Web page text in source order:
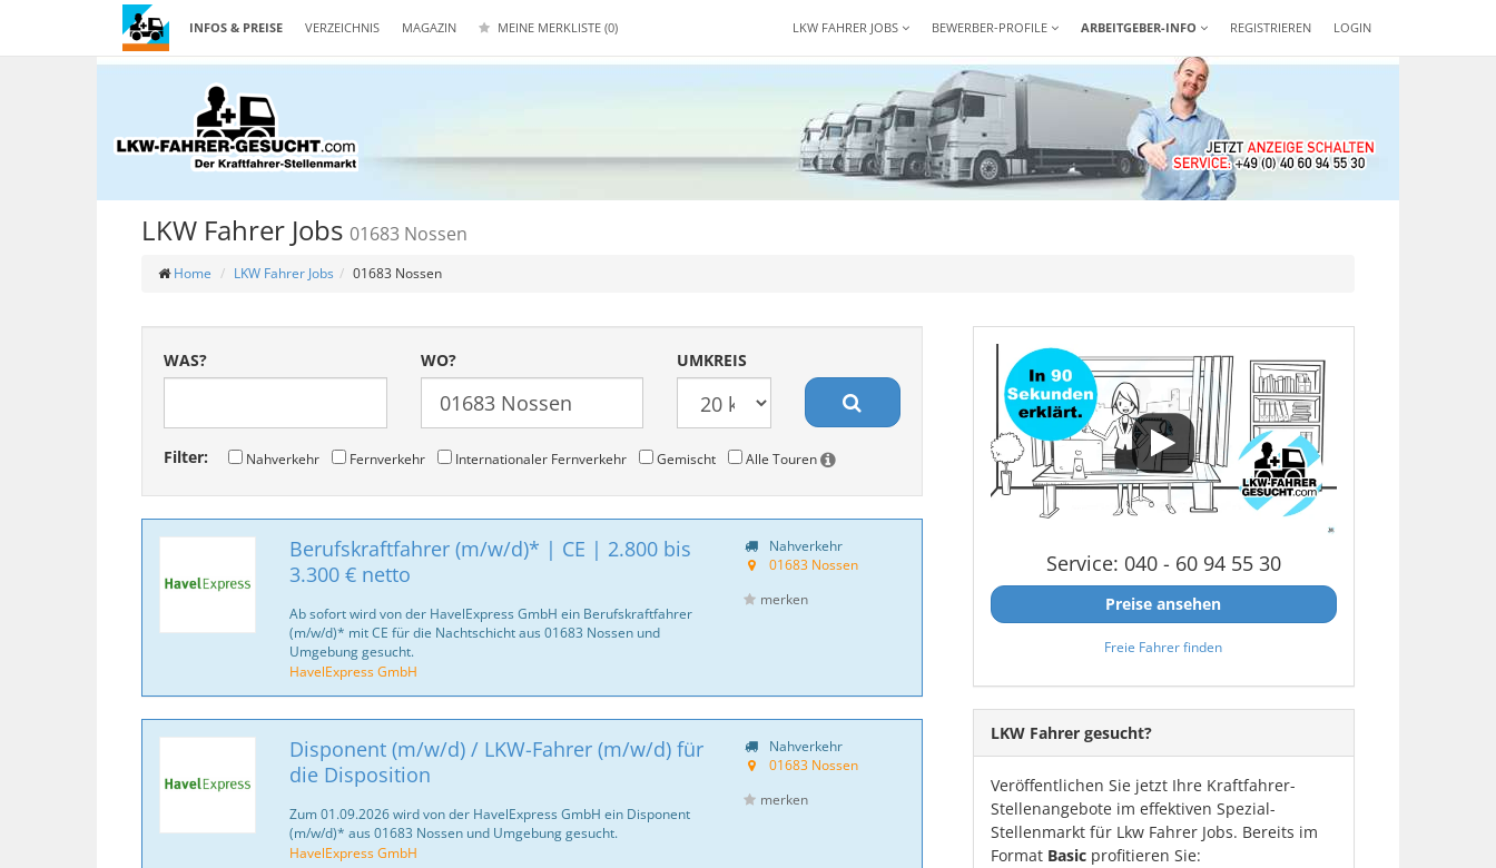
INFOS & PREISE VERZEICHNIS MAGAZIN MEINE MERKLISTE (0) REGISTRIEREN LOGIN
LKW FAHRER JOBS BEWERBER-PROFILE ARBEITGEBER-INFO
LKW Fahrer Jobs 01683 Nossen
Home LKW Fahrer Jobs 01683 Nossen
WAS? WO? UMKREIS
Filter: Nahverkehr Fernverkehr Internationaler Fernverkehr Gemischt Alle Touren
Berufskraftfahrer (m/w/d)* | CE | 2.800 bis
3.300 € netto
Ab sofort wird von der HavelExpress GmbH ein Berufskraftfahrer
(m/w/d)* mit CE für die Nachtschicht aus 01683 Nossen und
Umgebung gesucht.
HavelExpress GmbH
Nahverkehr
01683 Nossen
merken
Disponent (m/w/d) / LKW-Fahrer (m/w/d) für
die Disposition
Zum 01.09.2026 wird von der HavelExpress GmbH ein Disponent
(m/w/d)* aus 01683 Nossen und Umgebung gesucht.
HavelExpress GmbH
Nahverkehr
01683 Nossen
merken
Service: 040 - 60 94 55 30
Preise ansehen
Freie Fahrer finden
LKW Fahrer gesucht?
Veröffentlichen Sie jetzt Ihre Kraftfahrer-
Stellenangebote im effektiven Spezial-
Stellenmarkt für Lkw Fahrer Jobs. Bereits im
Format Basicprofitieren Sie: